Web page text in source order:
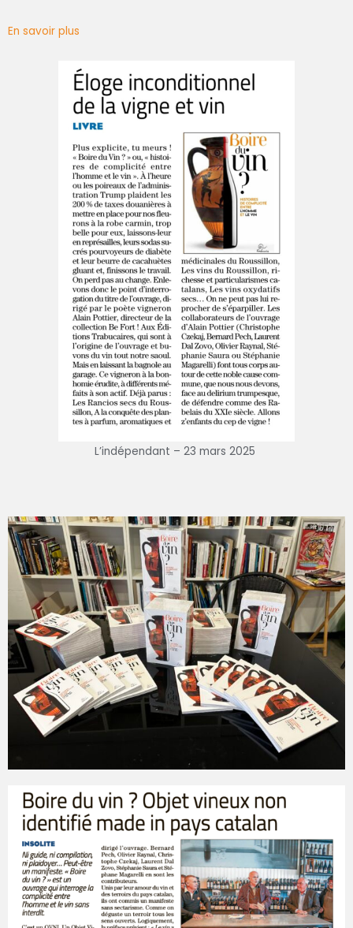
En savoir plus
L’indépendant – 23 mars 2025